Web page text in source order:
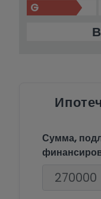
G
Сумма,